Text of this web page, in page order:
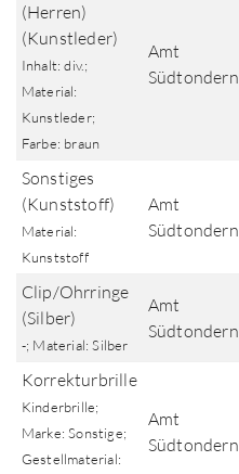
(Herren)
(Kunstleder)
Inhalt: div.;
Material:
Kunstleder;
Farbe: braun
Amt
Südtondern
Sonstiges
(Kunststoff)
Material:
Kunststoff
Amt
Südtondern
Clip/Ohrringe
(Silber)
-; Material: Silber
Amt
Südtondern
Korrekturbrille
Kinderbrille;
Marke: Sonstige;
Gestellmaterial:
Amt
Südtondern